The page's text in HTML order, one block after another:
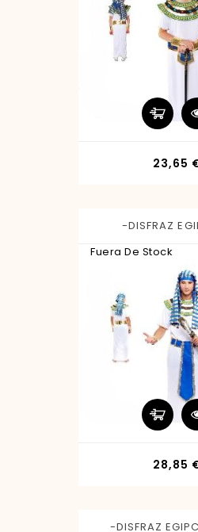
23,65
-DISFRAZ
Fuera De Stock
28,85
-DISFRAZ